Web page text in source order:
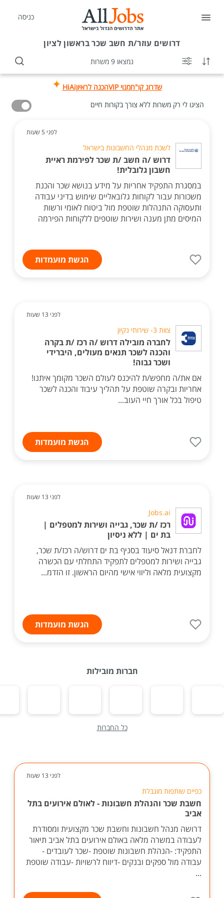
כניסה
דרושים עוזר/ת חשב שכר בראשון לציון
נמצאו 9 משרות
שדרוג קו"חמנוי VIP הכנה לראיוןHiAi
הציגו לי רק משרות ללא צורך בקורות חיים
לפני 5 שעות
לשכת מנהלי החשבונות בישראל
דרוש /ה חשב /ת שכר לפירמת ראיית
חשבון גלובלית!
במסגרת התפקיד אחריות על מידע בנושא שכר והכנת
משכורות עבור לקוחות גלובאליים שימוש בדיני עבודה
ותעסוקה התנהלות שוטפת מול ביטוח לאומי ורשות
המיסים מתן מענה ושירות שוטפים ללקוחות הפירמה
הגשת מועמדות
לפני 13 שעות
צוות 3- שירותי נקיון
לחברה מובילה דרוש /ה רכז /ת בקרה
והכנה לשכר תנאים מעולים, היברידי
ושכר גבוה!
אם את/ה מחפש/ת להיכנס לעולם השכר מקומך איתנו!
אחריות ובקרה שוטפת על תהליך עיבוד והכנה לשכר
טיפול בכל אורך חיי העוב...
הגשת מועמדות
לפני 13 שעות
Jobs.ai
רכז /ת שכר, גבייה ושירות למטפלים |
בת ים | ללא ניסיון
לחברת דנאל סיעוד בסניף בת ים דרוש/ה רכז/ת שכר,
גבייה ושירות למטפלים לתפקיד התחלתי עם הכשרה
מקצועית מלאה וליווי אישי מהיום הראשון. זו הזדמ...
הגשת מועמדות
חברות מובילות
כל החברות
לפני 13 שעות
כפיים שותפות מוגבלת
חשבת שכר והנהלת חשבונות - לאולם אירועים בתל
אביב
דרושה מנהל חשבונות וחשבת שכר מקצועית ומסודרת
לעבודה במשרה מלאה באולם אירועים בתל אביב תיאור
התפקיד: -הנהלת חשבונות שוטפת -שכר לעובדים -
עבודה מול ספקים ובנקים -דיווח לרשויות -עבודה שוטפת
...